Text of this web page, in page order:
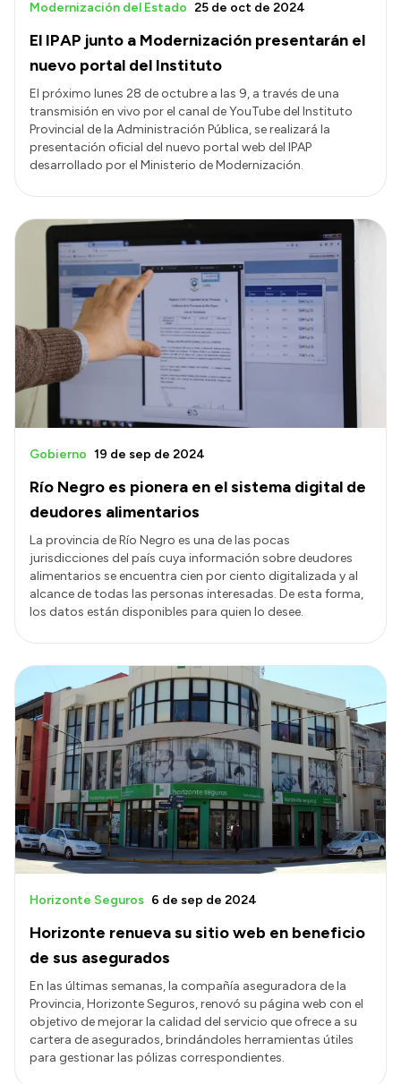
Transparencia
Presupuesto
Boletín Oficial
Compras y licitaciones
Consulta de expedientes
Convocatorias
Intranet
El IPAP junto a Modernización presentarán el
nuevo portal del Instituto
Modernización del Estado 25 de oct de 2024
El próximo lunes 28 de octubre a las 9, a través de una
transmisión en vivo por el canal de YouTube del Instituto
Provincial de la Administración Pública, se realizará la
presentación oficial del nuevo portal web del IPAP
desarrollado por el Ministerio de Modernización.
Río Negro es pionera en el sistema digital de
deudores alimentarios
Gobierno 19 de sep de 2024
La provincia de Río Negro es una de las pocas
jurisdicciones del país cuya información sobre deudores
alimentarios se encuentra cien por ciento digitalizada y al
alcance de todas las personas interesadas. De esta forma,
los datos están disponibles para quien lo desee.
Horizonte renueva su sitio web en beneficio
de sus asegurados
Horizonte Seguros 6 de sep de 2024
En las últimas semanas, la compañía aseguradora de la
Provincia, Horizonte Seguros, renovó su página web con el
objetivo de mejorar la calidad del servicio que ofrece a su
cartera de asegurados, brindándoles herramientas útiles
para gestionar las pólizas correspondientes.